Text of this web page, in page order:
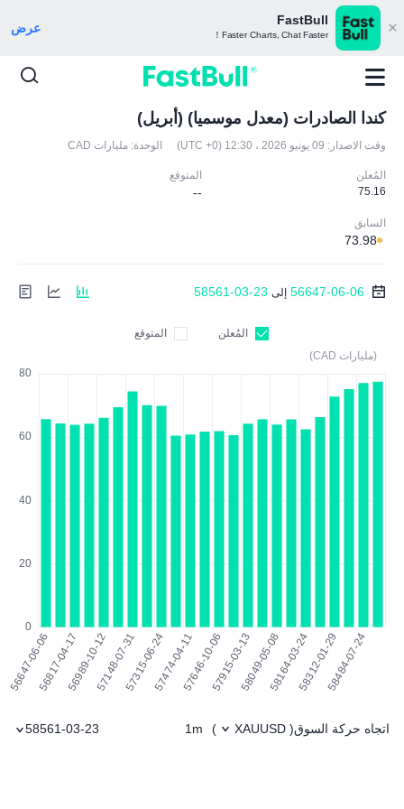
FastBull
Faster Charts, Chat Faster！ عرض
كندا الصادرات (معدل موسميا) (أبريل)
وقت الاصدار: 09 يونيو 2026 ، 12:30 (UTC +0) الوحدة: مليارات CAD
المُعلن
75.16
المتوقع
--
السابق
73.98
56647-06-06 إلى 58561-03-23
المُعلن
المتوقع
(مليارات CAD)
اتجاه حركة السوق(
XAUUSD
)
1m
58561-03-23